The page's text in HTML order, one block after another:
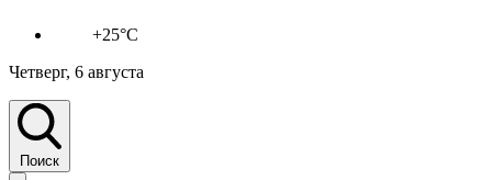
+25°C
Четверг, 6 августа
Поиск